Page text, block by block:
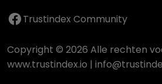
Trustindex Community
Copyright © 2026 Alle rechten
www.trustindex.io |